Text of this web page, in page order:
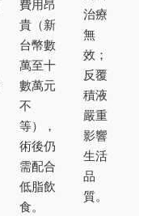
費用昂
貴（新
台幣數
萬至十
數萬元
不
等），
術後仍
需配合
低脂飲
食。
治療
無
效；
反覆
積液
嚴重
影響
生活
品
質。